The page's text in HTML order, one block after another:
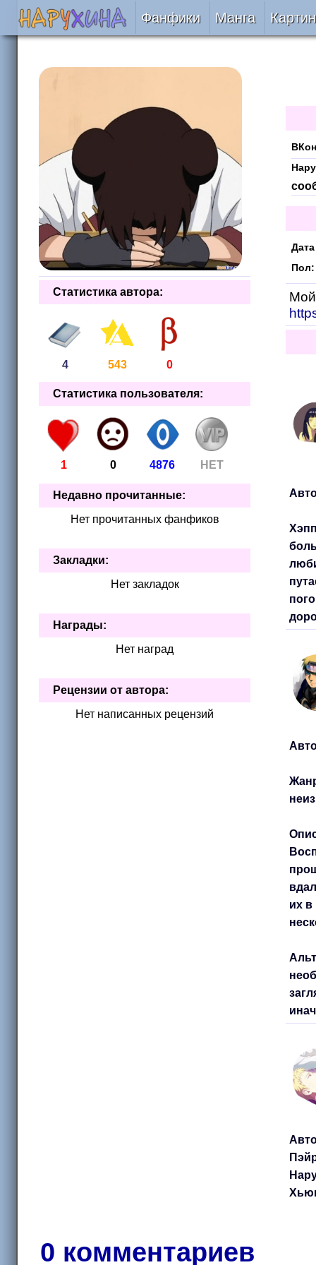
Фанфики
Подобрать
Рецензии
На проверке
Отправить
Манга
Пол:
их в
Статистика автора:
4 543 0
Статистика пользователя:
1 0 4876 НЕТ
Недавно прочитанные:
Нет прочитанных фанфиков
Закладки:
Нет закладок
Награды:
Нет наград
Рецензии от автора:
Нет написанных рецензий
0 комментариев